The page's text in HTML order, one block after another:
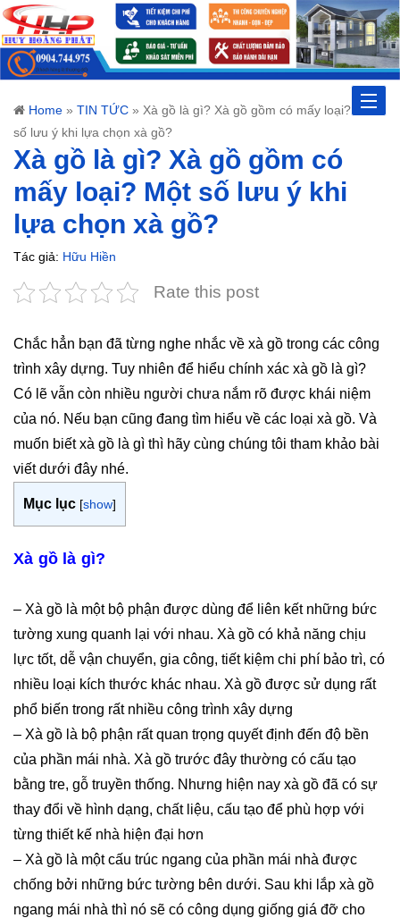
Toggle
Home » TIN TỨC » Xà gồ là gì? Xà gồ gồm có mấy loại? Một
số lưu ý khi lựa chọn xà gồ?
Xà gồ là gì? Xà gồ gồm có
mấy loại? Một số lưu ý khi
lựa chọn xà gồ?
Tác giả: Hữu Hiền
Rate this post
Chắc hẳn bạn đã từng nghe nhắc về xà gồ trong các công
trình xây dựng. Tuy nhiên để hiểu chính xác xà gồ là gì?
Có lẽ vẫn còn nhiều người chưa nắm rõ được khái niệm
của nó. Nếu bạn cũng đang tìm hiểu về các loại xà gồ. Và
muốn biết xà gồ là gì thì hãy cùng chúng tôi tham khảo bài
viết dưới đây nhé.
Mục lục [show]
Xà gồ là gì?
– Xà gồ là một bộ phận được dùng để liên kết những bức
tường xung quanh lại với nhau. Xà gồ có khả năng chịu
lực tốt, dễ vận chuyển, gia công, tiết kiệm chi phí bảo trì, có
nhiều loại kích thước khác nhau. Xà gồ được sử dụng rất
phổ biến trong rất nhiều công trình xây dựng
– Xà gồ là bộ phận rất quan trọng quyết định đến độ bền
của phần mái nhà. Xà gồ trước đây thường có cấu tạo
bằng tre, gỗ truyền thống. Nhưng hiện nay xà gồ đã có sự
thay đổi về hình dạng, chất liệu, cấu tạo để phù hợp với
từng thiết kế nhà hiện đại hơn
– Xà gồ là một cấu trúc ngang của phần mái nhà được
chống bởi những bức tường bên dưới. Sau khi lắp xà gồ
ngang mái nhà thì nó sẽ có công dụng giống giá đỡ cho